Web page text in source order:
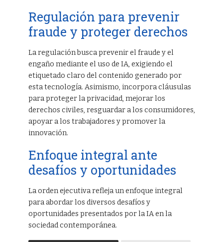
Regulación para prevenir
fraude y proteger derechos
La regulación busca prevenir el fraude y el
engaño mediante el uso de IA, exigiendo el
etiquetado claro del contenido generado por
esta tecnología. Asimismo, incorpora cláusulas
para proteger la privacidad, mejorar los
derechos civiles, resguardar a los consumidores,
apoyar a los trabajadores y promover la
innovación.
Enfoque integral ante
desafíos y oportunidades
La orden ejecutiva refleja un enfoque integral
para abordar los diversos desafíos y
oportunidades presentados por la IA en la
sociedad contemporánea.